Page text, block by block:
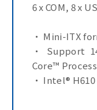
6 x COM, 8 x
• Mini-ITX
• Support
Core™
• Intel®